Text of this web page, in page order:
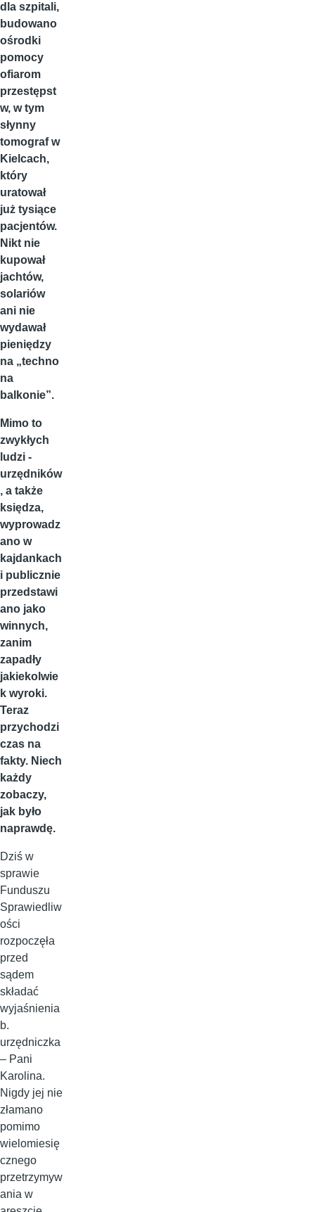
dla szpitali,
budowano
ośrodki
pomocy
ofiarom
przestępst
w, w tym
słynny
tomograf w
Kielcach,
który
uratował
już tysiące
pacjentów.
Nikt nie
kupował
jachtów,
solariów
ani nie
wydawał
pieniędzy
na „techno
na
balkonie”.
Mimo to
zwykłych
ludzi -
urzędników
, a także
księdza,
wyprowadz
ano w
kajdankach
i publicznie
przedstawi
ano jako
winnych,
zanim
zapadły
jakiekolwie
k wyroki.
Teraz
przychodzi
czas na
fakty. Niech
każdy
zobaczy,
jak było
naprawdę.
Dziś w
sprawie
Funduszu
Sprawiedliw
ości
rozpoczęła
przed
sądem
składać
wyjaśnienia
b.
urzędniczka
– Pani
Karolina.
Nigdy jej nie
złamano
pomimo
wielomiesię
cznego
przetrzymyw
ania w